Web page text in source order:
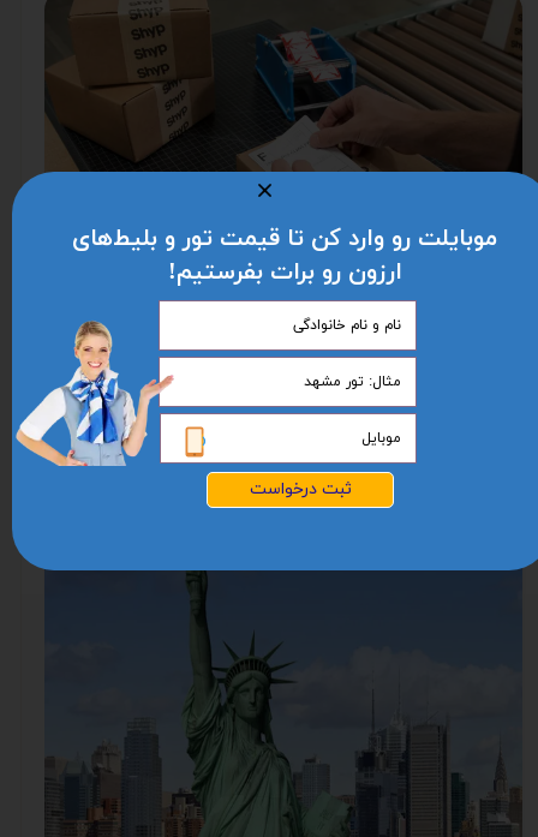
ادامه مطلب
مراحل و مدارک پیکاپ ویزای امریکا
ثبت درخواست
موبایلت رو وارد کن تا قیمت تور و بلیط‌های
ارزون رو برات بفرستیم!